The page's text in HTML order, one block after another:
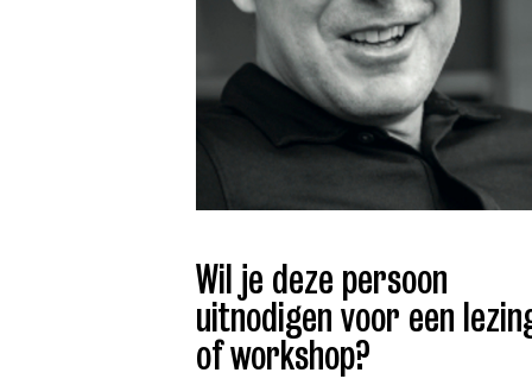
Wil je deze persoon
uitnodigen voor een
of workshop?